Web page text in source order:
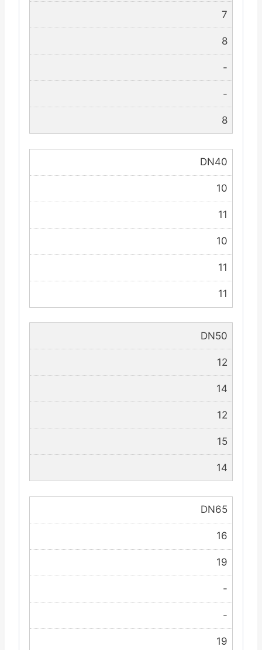
7
8
-
-
8
DN40
10
11
10
11
11
DN50
12
14
12
15
14
DN65
16
19
-
-
19